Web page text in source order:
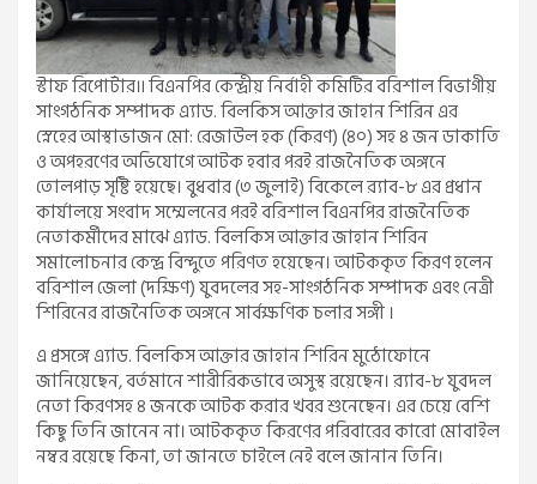
স্টাফ রিপোর্টার॥ বিএনপির কেন্দ্রীয় নির্বাহী কমিটির বরিশাল বিভাগীয়
সাংগঠনিক সম্পাদক এ্যাড. বিলকিস আক্তার জাহান শিরিন এর
স্নেহের আস্থাভাজন মো: রেজাউল হক (কিরণ) (৪০) সহ ৪ জন ডাকাতি
ও অপহরণের অভিযোগে আটক হবার পরই রাজনৈতিক অঙ্গনে
তোলপাড় সৃষ্টি হয়েছে। বুধবার (৩ জুলাই) বিকেলে র‍্যাব-৮ এর প্রধান
কার্যালয়ে সংবাদ সম্মেলনের পরই বরিশাল বিএনপির রাজনৈতিক
নেতাকর্মীদের মাঝে এ্যাড. বিলকিস আক্তার জাহান শিরিন
সমালোচনার কেন্দ্র বিন্দুতে পরিণত হয়েছেন। আটককৃত কিরণ হলেন
বরিশাল জেলা (দক্ষিণ) যুবদলের সহ-সাংগঠনিক সম্পাদক এবং নেত্রী
শিরিনের রাজনৈতিক অঙ্গনে সার্বক্ষণিক চলার সঙ্গী ।
এ প্রসঙ্গে এ্যাড. বিলকিস আক্তার জাহান শিরিন মুঠোফোনে
জানিয়েছেন, বর্তমানে শারীরিকভাবে অসুস্থ রয়েছেন। র‍্যাব-৮ যুবদল
নেতা কিরণসহ ৪ জনকে আটক করার খবর শুনেছেন। এর চেয়ে বেশি
কিছু তিনি জানেন না। আটককৃত কিরণের পরিবারের কারো মোবাইল
নম্বর রয়েছে কিনা, তা জানতে চাইলে নেই বলে জানান তিনি।